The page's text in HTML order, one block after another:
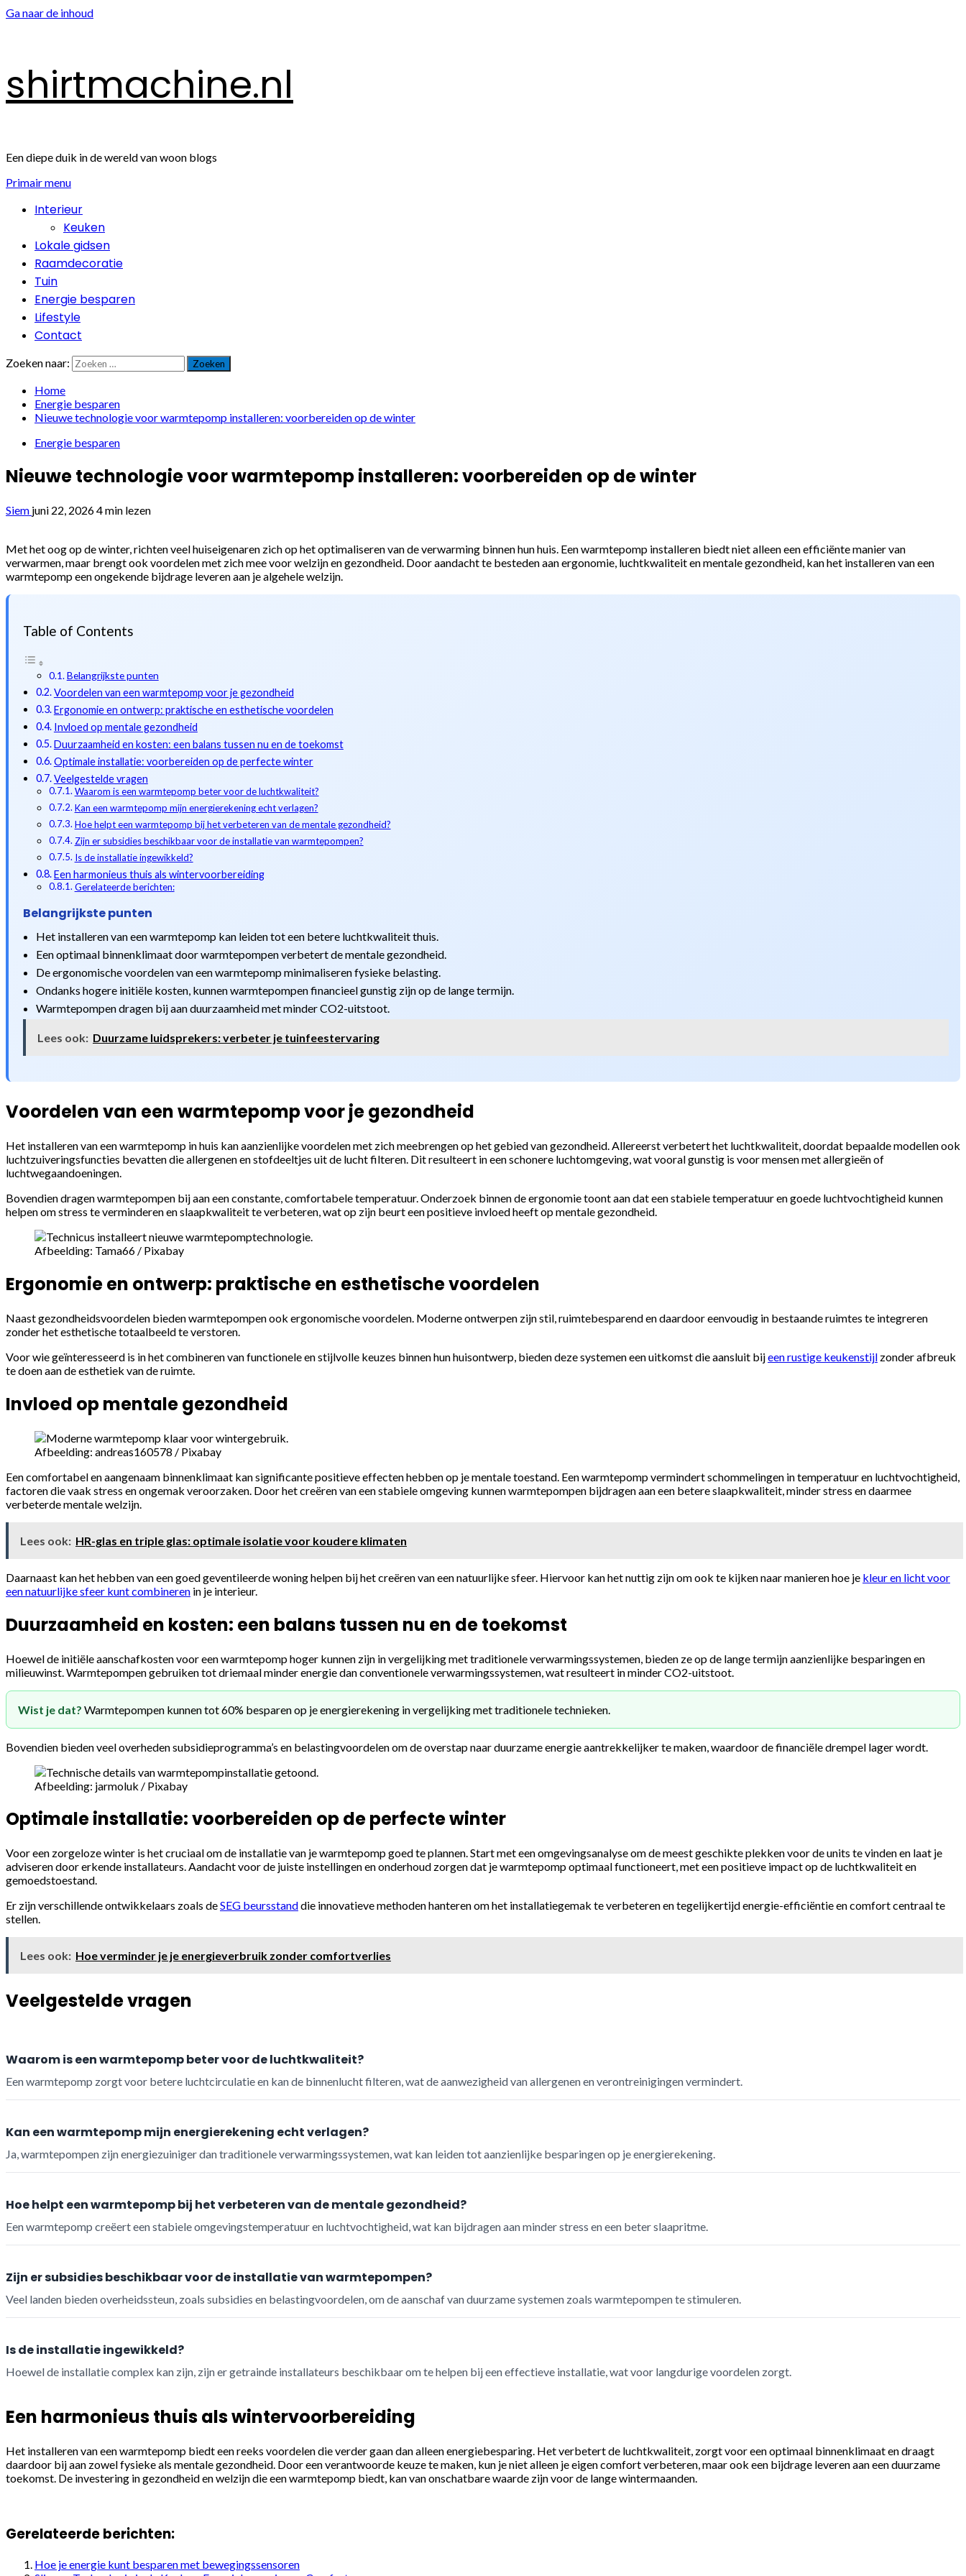
Ga naar de inhoud
shirtmachine.nl
Een diepe duik in de wereld van woon blogs
Primair menu
Interieur
Keuken
Lokale gidsen
Raamdecoratie
Tuin
Energie besparen
Lifestyle
Contact
Zoeken naar:
Home
Energie besparen
Nieuwe technologie voor warmtepomp installeren: voorbereiden op de winter
Energie besparen
Nieuwe technologie voor warmtepomp installeren: voorbereiden op de winter
Siem juni 22, 20264 min lezen
Met het oog op de winter, richten veel huiseigenaren zich op het optimaliseren van de verwarming binnen hun huis. Een warmtepomp installeren biedt niet alleen een efficiënte manier van
verwarmen, maar brengt ook voordelen met zich mee voor welzijn en gezondheid. Door aandacht te besteden aan ergonomie, luchtkwaliteit en mentale gezondheid, kan het installeren van een
warmtepomp een ongekende bijdrage leveren aan je algehele welzijn.
Table of Contents
Belangrijkste punten
Voordelen van een warmtepomp voor je gezondheid
Ergonomie en ontwerp: praktische en esthetische voordelen
Invloed op mentale gezondheid
Duurzaamheid en kosten: een balans tussen nu en de toekomst
Optimale installatie: voorbereiden op de perfecte winter
Veelgestelde vragen
Waarom is een warmtepomp beter voor de luchtkwaliteit?
Kan een warmtepomp mijn energierekening echt verlagen?
Hoe helpt een warmtepomp bij het verbeteren van de mentale gezondheid?
Zijn er subsidies beschikbaar voor de installatie van warmtepompen?
Is de installatie ingewikkeld?
Een harmonieus thuis als wintervoorbereiding
Gerelateerde berichten:
Belangrijkste punten
Het installeren van een warmtepomp kan leiden tot een betere luchtkwaliteit thuis.
Een optimaal binnenklimaat door warmtepompen verbetert de mentale gezondheid.
De ergonomische voordelen van een warmtepomp minimaliseren fysieke belasting.
Ondanks hogere initiële kosten, kunnen warmtepompen financieel gunstig zijn op de lange termijn.
Warmtepompen dragen bij aan duurzaamheid met minder CO2-uitstoot.
Lees ook: Duurzame luidsprekers: verbeter je tuinfeestervaring
Voordelen van een warmtepomp voor je gezondheid
Het installeren van een warmtepomp in huis kan aanzienlijke voordelen met zich meebrengen op het gebied van gezondheid. Allereerst verbetert het luchtkwaliteit, doordat bepaalde modellen ook
luchtzuiveringsfuncties bevatten die allergenen en stofdeeltjes uit de lucht filteren. Dit resulteert in een schonere luchtomgeving, wat vooral gunstig is voor mensen met allergieën of
luchtwegaandoeningen.
Bovendien dragen warmtepompen bij aan een constante, comfortabele temperatuur. Onderzoek binnen de ergonomie toont aan dat een stabiele temperatuur en goede luchtvochtigheid kunnen
helpen om stress te verminderen en slaapkwaliteit te verbeteren, wat op zijn beurt een positieve invloed heeft op mentale gezondheid.
Afbeelding: Tama66 / Pixabay
Ergonomie en ontwerp: praktische en esthetische voordelen
Naast gezondheidsvoordelen bieden warmtepompen ook ergonomische voordelen. Moderne ontwerpen zijn stil, ruimtebesparend en daardoor eenvoudig in bestaande ruimtes te integreren
zonder het esthetische totaalbeeld te verstoren.
Voor wie geïnteresseerd is in het combineren van functionele en stijlvolle keuzes binnen hun huisontwerp, bieden deze systemen een uitkomst die aansluit bijeen rustige keukenstijl zonder afbreuk
te doen aan de esthetiek van de ruimte.
Invloed op mentale gezondheid
Afbeelding: andreas160578 / Pixabay
Een comfortabel en aangenaam binnenklimaat kan significante positieve effecten hebben op je mentale toestand. Een warmtepomp vermindert schommelingen in temperatuur en luchtvochtigheid,
factoren die vaak stress en ongemak veroorzaken. Door het creëren van een stabiele omgeving kunnen warmtepompen bijdragen aan een betere slaapkwaliteit, minder stress en daarmee
verbeterde mentale welzijn.
Lees ook: HR-glas en triple glas: optimale isolatie voor koudere klimaten
Daarnaast kan het hebben van een goed geventileerde woning helpen bij het creëren van een natuurlijke sfeer. Hiervoor kan het nuttig zijn om ook te kijken naar manieren hoe je kleur en licht voor
een natuurlijke sfeer kunt combineren in je interieur.
Duurzaamheid en kosten: een balans tussen nu en de toekomst
Hoewel de initiële aanschafkosten voor een warmtepomp hoger kunnen zijn in vergelijking met traditionele verwarmingssystemen, bieden ze op de lange termijn aanzienlijke besparingen en
milieuwinst. Warmtepompen gebruiken tot driemaal minder energie dan conventionele verwarmingssystemen, wat resulteert in minder CO2-uitstoot.
Wist je dat? Warmtepompen kunnen tot 60% besparen op je energierekening in vergelijking met traditionele technieken.
Bovendien bieden veel overheden subsidieprogramma’s en belastingvoordelen om de overstap naar duurzame energie aantrekkelijker te maken, waardoor de financiële drempel lager wordt.
Afbeelding: jarmoluk / Pixabay
Optimale installatie: voorbereiden op de perfecte winter
Voor een zorgeloze winter is het cruciaal om de installatie van je warmtepomp goed te plannen. Start met een omgevingsanalyse om de meest geschikte plekken voor de units te vinden en laat je
adviseren door erkende installateurs. Aandacht voor de juiste instellingen en onderhoud zorgen dat je warmtepomp optimaal functioneert, met een positieve impact op de luchtkwaliteit en
gemoedstoestand.
Er zijn verschillende ontwikkelaars zoals deSEG beursstanddie innovatieve methoden hanteren om het installatiegemak te verbeteren en tegelijkertijd energie-efficiëntie en comfort centraal te
stellen.
Lees ook: Hoe verminder je je energieverbruik zonder comfortverlies
Veelgestelde vragen
Waarom is een warmtepomp beter voor de luchtkwaliteit?
Een warmtepomp zorgt voor betere luchtcirculatie en kan de binnenlucht filteren, wat de aanwezigheid van allergenen en verontreinigingen vermindert.
Kan een warmtepomp mijn energierekening echt verlagen?
Ja, warmtepompen zijn energiezuiniger dan traditionele verwarmingssystemen, wat kan leiden tot aanzienlijke besparingen op je energierekening.
Hoe helpt een warmtepomp bij het verbeteren van de mentale gezondheid?
Een warmtepomp creëert een stabiele omgevingstemperatuur en luchtvochtigheid, wat kan bijdragen aan minder stress en een beter slaapritme.
Zijn er subsidies beschikbaar voor de installatie van warmtepompen?
Veel landen bieden overheidssteun, zoals subsidies en belastingvoordelen, om de aanschaf van duurzame systemen zoals warmtepompen te stimuleren.
Is de installatie ingewikkeld?
Hoewel de installatie complex kan zijn, zijn er getrainde installateurs beschikbaar om te helpen bij een effectieve installatie, wat voor langdurige voordelen zorgt.
Een harmonieus thuis als wintervoorbereiding
Het installeren van een warmtepomp biedt een reeks voordelen die verder gaan dan alleen energiebesparing. Het verbetert de luchtkwaliteit, zorgt voor een optimaal binnenklimaat en draagt
daardoor bij aan zowel fysieke als mentale gezondheid. Door een verantwoorde keuze te maken, kun je niet alleen je eigen comfort verbeteren, maar ook een bijdrage leveren aan een duurzame
toekomst. De investering in gezondheid en welzijn die een warmtepomp biedt, kan van onschatbare waarde zijn voor de lange wintermaanden.
Gerelateerde berichten:
Hoe je energie kunt besparen met bewegingssensoren